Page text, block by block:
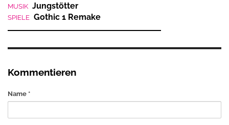
MUSIK Jungstötter
SPIELE Gothic 1 Remake
Kommentieren
Name *